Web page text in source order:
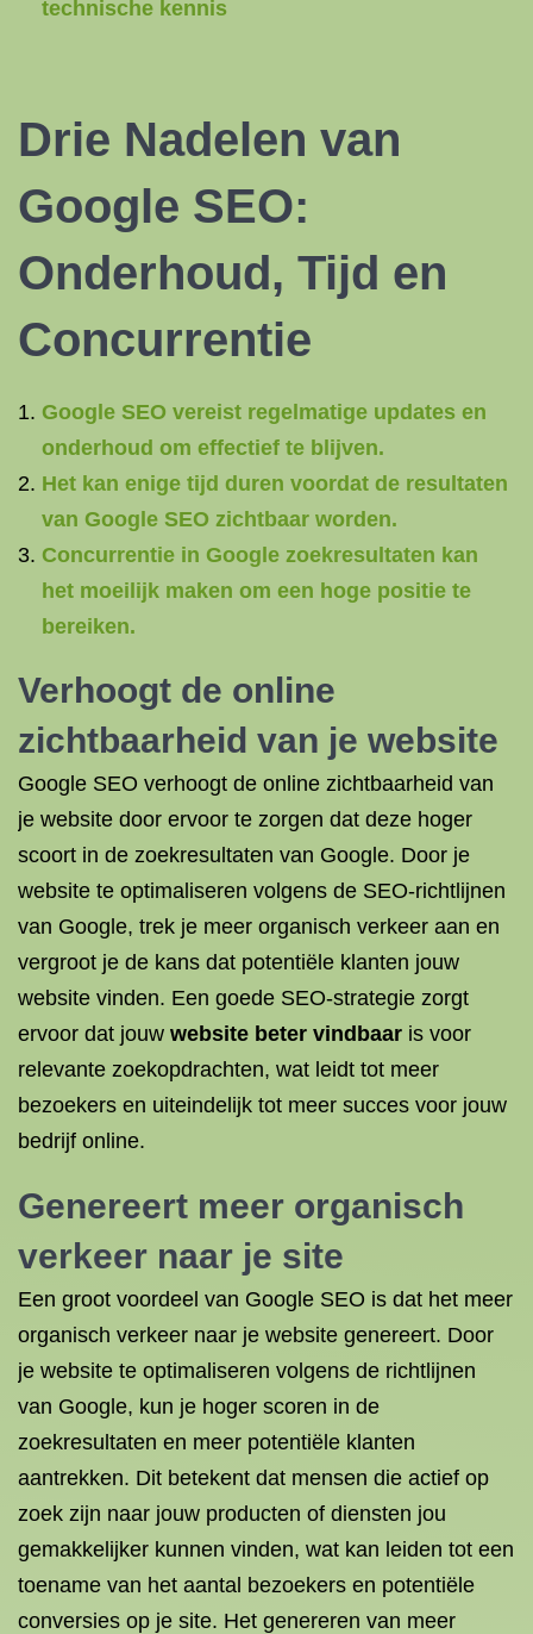
technische kennis
Drie Nadelen van
Google SEO:
Onderhoud, Tijd en
Concurrentie
Google SEO vereist regelmatige updates en
onderhoud om effectief te blijven.
Het kan enige tijd duren voordat de resultaten
van Google SEO zichtbaar worden.
Concurrentie in Google zoekresultaten kan
het moeilijk maken om een hoge positie te
bereiken.
Verhoogt de online
zichtbaarheid van je website
Google SEO verhoogt de online zichtbaarheid van
je website door ervoor te zorgen dat deze hoger
scoort in de zoekresultaten van Google. Door je
website te optimaliseren volgens de SEO-richtlijnen
van Google, trek je meer organisch verkeer aan en
vergroot je de kans dat potentiële klanten jouw
website vinden. Een goede SEO-strategie zorgt
ervoor dat jouw website beter vindbaar is voor
relevante zoekopdrachten, wat leidt tot meer
bezoekers en uiteindelijk tot meer succes voor jouw
bedrijf online.
Genereert meer organisch
verkeer naar je site
Een groot voordeel van Google SEO is dat het meer
organisch verkeer naar je website genereert. Door
je website te optimaliseren volgens de richtlijnen
van Google, kun je hoger scoren in de
zoekresultaten en meer potentiële klanten
aantrekken. Dit betekent dat mensen die actief op
zoek zijn naar jouw producten of diensten jou
gemakkelijker kunnen vinden, wat kan leiden tot een
toename van het aantal bezoekers en potentiële
conversies op je site. Het genereren van meer